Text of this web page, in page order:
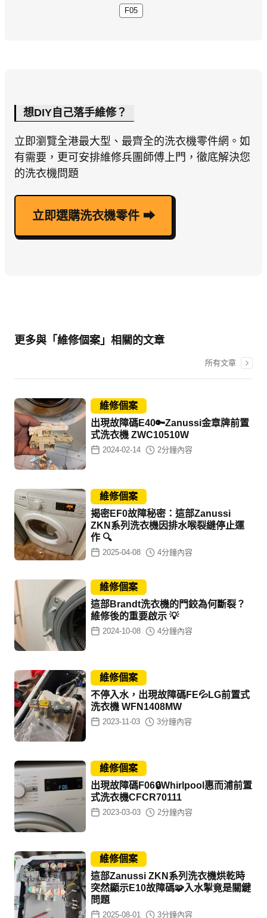
F05
想DIY自己落手維修？
立即瀏覽全港最大型、最齊全的洗衣機零件網。如
有需要，更可安排維修兵團師傅上門，徹底解決您
的洗衣機問題
立即選購洗衣機零件 ⮕
更多與「維修個案」相關的文章
所有文章
維修個案
出現故障碼E40🔑Zanussi金章牌前置
式洗衣機 ZWC10510W
2024-02-14 2分鐘內容
維修個案
揭密EF0故障秘密：這部Zanussi
ZKN系列洗衣機因排水喉裂縫停止運
作 🔍
2025-04-08 4分鐘內容
維修個案
這部Brandt洗衣機的門鉸為何斷裂？
維修後的重要啟示 💡
2024-10-08 4分鐘內容
維修個案
不停入水，出現故障碼FE💦LG前置式
洗衣機 WFN1408MW
2023-11-03 3分鐘內容
維修個案
出現故障碼F06🔒Whirlpool惠而浦前置
式洗衣機CFCR70111
2023-03-03 2分鐘內容
維修個案
這部Zanussi ZKN系列洗衣機烘乾時
突然顯示E10故障碼🧩入水掣竟是關鍵
問題
2025-08-01 3分鐘內容